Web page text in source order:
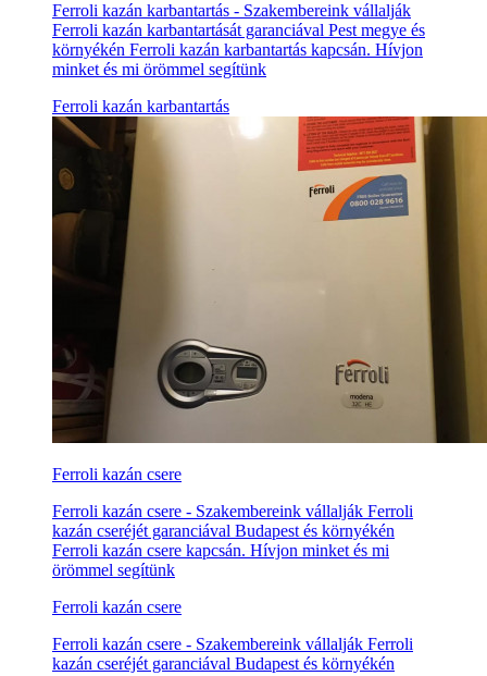
Ferroli kazán karbantartás - Szakembereink vállalják
Ferroli kazán karbantartását garanciával Pest megye és
környékén Ferroli kazán karbantartás kapcsán. Hívjon
minket és mi örömmel segítünk
Ferroli kazán karbantartás
Ferroli kazán csere
Ferroli kazán csere - Szakembereink vállalják Ferroli
kazán cseréjét garanciával Budapest és környékén
Ferroli kazán csere kapcsán. Hívjon minket és mi
örömmel segítünk
Ferroli kazán csere
Ferroli kazán csere - Szakembereink vállalják Ferroli
kazán cseréjét garanciával Budapest és környékén